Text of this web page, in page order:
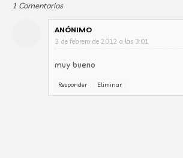
1 Comentarios
ANÓNIMO
2 de febrero de 2012 a las 3:01
muy bueno
Responder Eliminar